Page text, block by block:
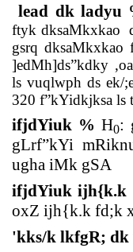
lead dk ladyu
ftyk dksaMkxkao
gsrq
]edMh]ds”kdky
ls vuqlwph ds ek/
320 f”kYidkjksa
ifjdYiuk % H0:
gLrf”kYi
ugha iMk gSA
ifjdYiuk ijh{k.k
oxZ ijh{k.k fd;k
'kks/k lkfgR; dk